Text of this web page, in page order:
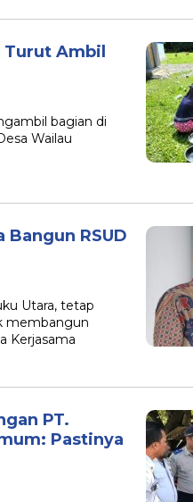
Turut Ambil
bagian di
Wailau
RSUD
Utara, tetap
membangun
Kerjasama
PT.
Pastinya